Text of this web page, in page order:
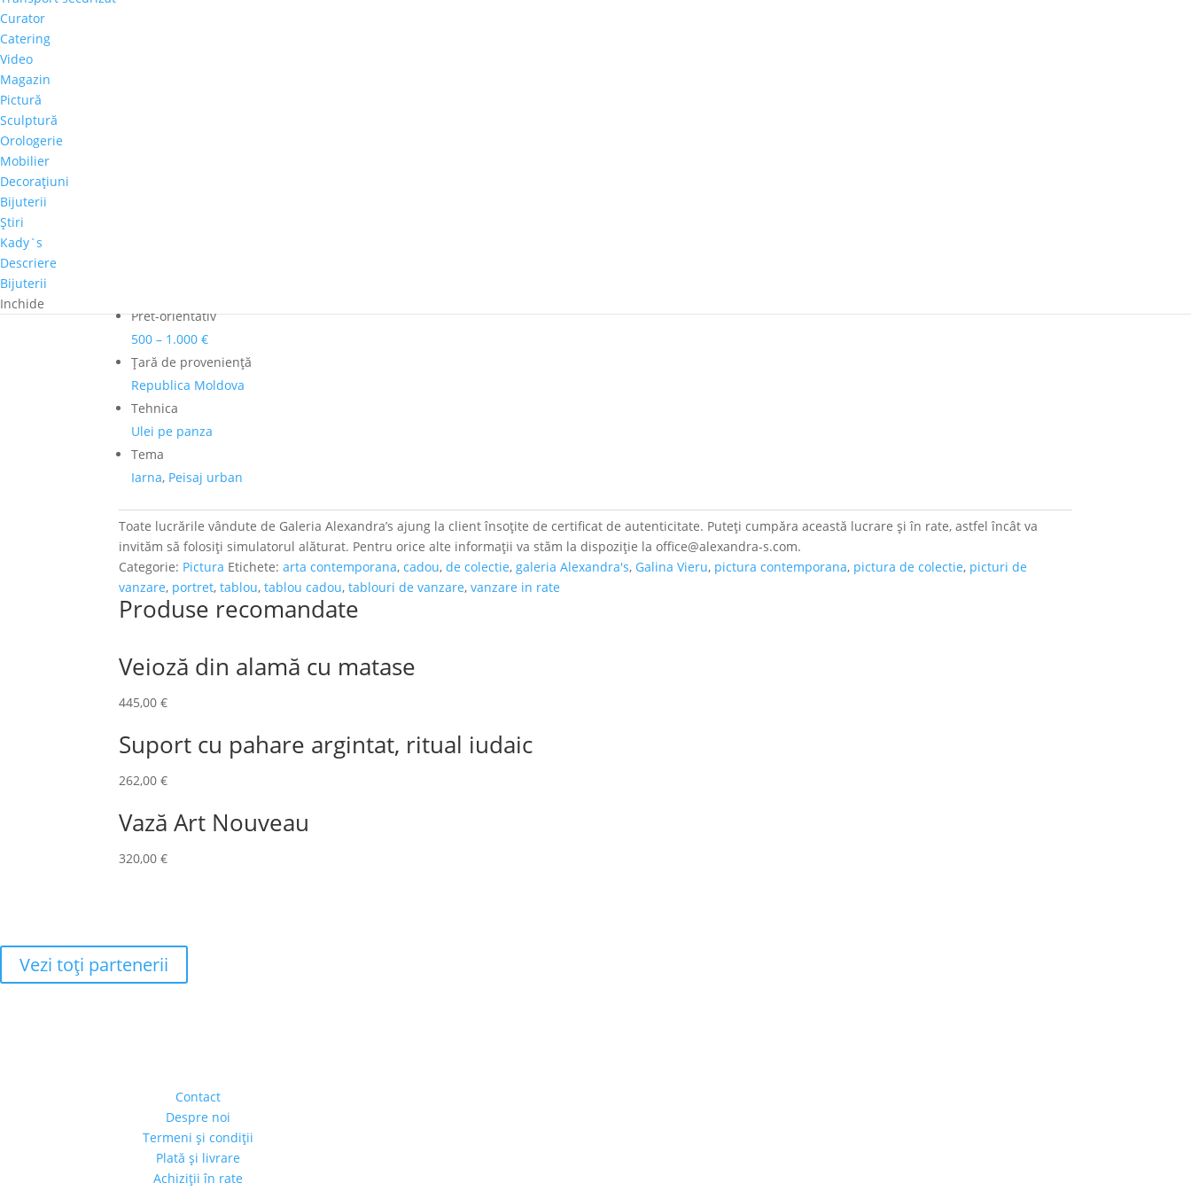
Curator
Catering
Video
Magazin
Pictură
Sculptură
Orologerie
Mobilier
Decoraţiuni
Bijuterii
Ştiri
Kady`s
Descriere
Bijuterii
Inchide
Pret-orientativ
500 – 1.000 €
Ţară de provenienţă
Republica Moldova
Tehnica
Ulei pe panza
Tema
Iarna, Peisaj urban
Toate lucrările vândute de Galeria Alexandra’s ajung la client însoțite de certificat de autenticitate. Puteți cumpăra această lucrare și în rate, astfel încât va
invităm să folosiți simulatorul alăturat. Pentru orice alte informații va stăm la dispoziție la office@alexandra-s.com.
Categorie: Pictura Etichete:arta contemporana,cadou,de colectie,galeria Alexandra's, Galina Vieru, pictura contemporana, pictura de colectie, picturi de
vanzare, portret,tablou,tablou cadou,tablouri de vanzare,vanzare in rate
Produse recomandate
Veioză din alamă cu matase
445,00€
Suport cu pahare argintat, ritual iudaic
262,00€
Vază Art Nouveau
320,00€
Vezi toţi partenerii
Contact
Despre noi
Termeni şi condiţii
Plată şi livrare
Achiziţii în rate